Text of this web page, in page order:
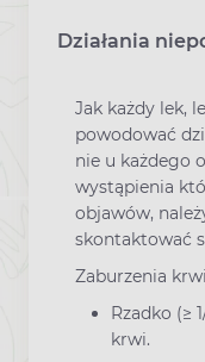
Działania
Jak każdy lek,
powodować
nie u każdego
wystąpienia
objawów,
skontaktować
Zaburzenia
Rzadko (≥
krwi.